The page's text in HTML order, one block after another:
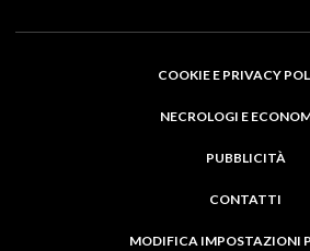
COOKIE E PRIVACY
NECROLOGI E
PUBBLICITÀ
CONTATTI
MODIFICA IMPOSTAZIONI